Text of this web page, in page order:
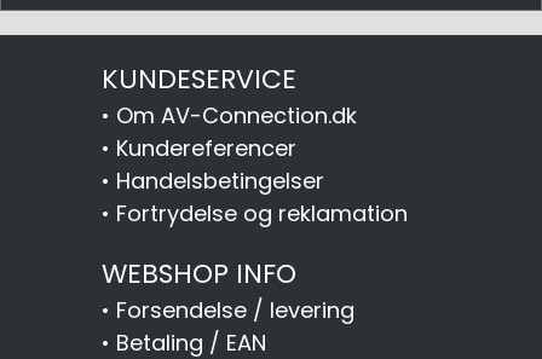
KUNDESERVICE
• Om AV-Connection.dk
• Kundereferencer
• Handelsbetingelser
• Fortrydelse og reklamation
WEBSHOP INFO
• Forsendelse / levering
• Betaling / EAN